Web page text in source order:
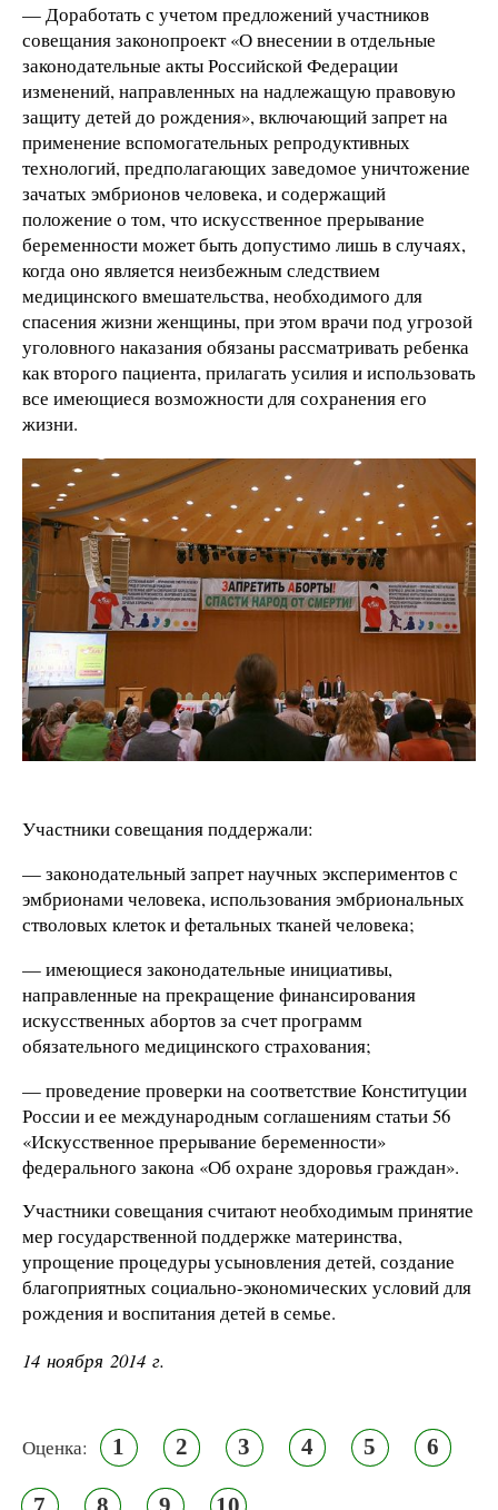
— Доработать с учетом предложений участников
совещания законопроект «О внесении в отдельные
законодательные акты Российской Федерации
изменений, направленных на надлежащую правовую
защиту детей до рождения», включающий запрет на
применение вспомогательных репродуктивных
технологий, предполагающих заведомое уничтожение
зачатых эмбрионов человека, и содержащий
положение о том, что искусственное прерывание
беременности может быть допустимо лишь в случаях,
когда оно является неизбежным следствием
медицинского вмешательства, необходимого для
спасения жизни женщины, при этом врачи под угрозой
уголовного наказания обязаны рассматривать ребенка
как второго пациента, прилагать усилия и использовать
все имеющиеся возможности для сохранения его
жизни.
Участники совещания поддержали:
— законодательный запрет научных экспериментов с
эмбрионами человека, использования эмбриональных
стволовых клеток и фетальных тканей человека;
— имеющиеся законодательные инициативы,
направленные на прекращение финансирования
искусственных абортов за счет программ
обязательного медицинского страхования;
— проведение проверки на соответствие Конституции
России и ее международным соглашениям статьи 56
«Искусственное прерывание беременности»
федерального закона «Об охране здоровья граждан».
Участники совещания считают необходимым принятие
мер государственной поддержке материнства,
упрощение процедуры усыновления детей, создание
благоприятных социально-экономических условий для
рождения и воспитания детей в семье.
14 ноября 2014 г.
Оценка: 1 2 3 4 5 6